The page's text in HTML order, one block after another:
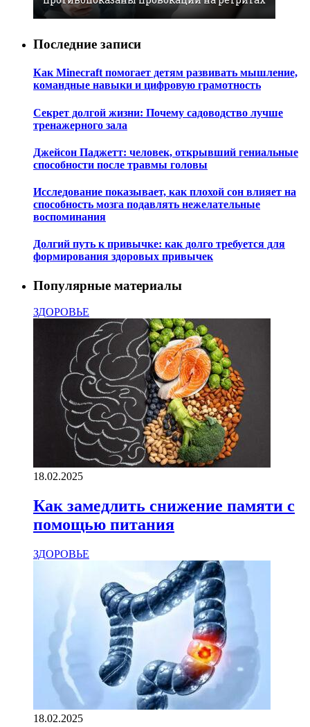
Последние записи
Как Minecraft помогает детям развивать мышление,
командные навыки и цифровую грамотность
Секрет долгой жизни: Почему садоводство лучше
тренажерного зала
Джейсон Паджетт: человек, открывший гениальные
способности после травмы головы
Исследование показывает, как плохой сон влияет на
способность мозга подавлять нежелательные
воспоминания
Долгий путь к привычке: как долго требуется для
формирования здоровых привычек
Популярные материалы
ЗДОРОВЬЕ
18.02.2025
Как замедлить снижение памяти с
помощью питания
ЗДОРОВЬЕ
18.02.2025